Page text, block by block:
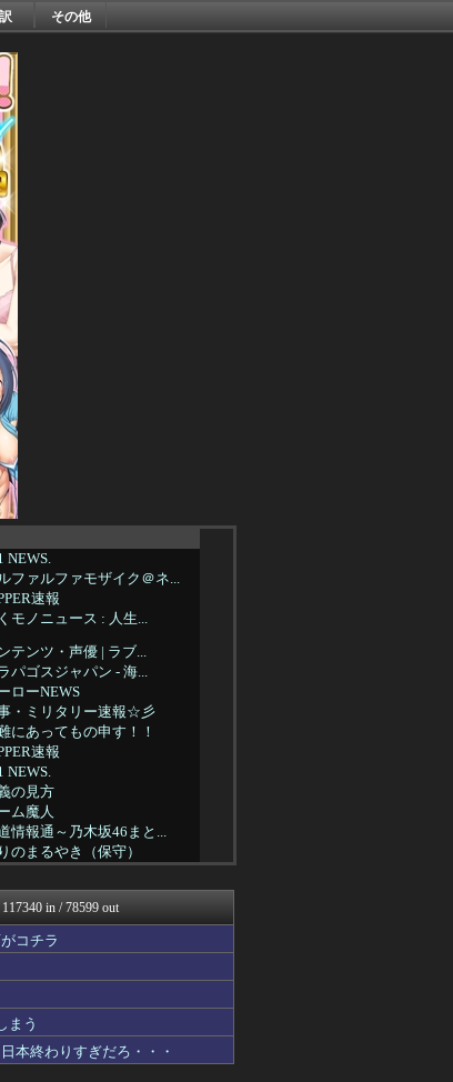
その他
NEWS.
ファルファモザイク＠ネ...
速報
モノニュース : 人生...
テンツ・声優 | ラブ...
パゴスジャパン - 海...
ローNEWS
・ミリタリー速報☆彡
にあってもの申す！！
速報
NEWS.
の見方
ム魔人
情報通～乃木坂46まと...
のまるやき（保守）
ルダースチョイス
サッカー まとめ】サカラ...
ユビニュース｜みんなの...
ッター速報
速報
速
めCUP
117340 in / 78599 out
コチラ
まう
本終わりすぎだろ・・・